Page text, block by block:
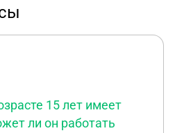
15 лет имеет
ли он работать